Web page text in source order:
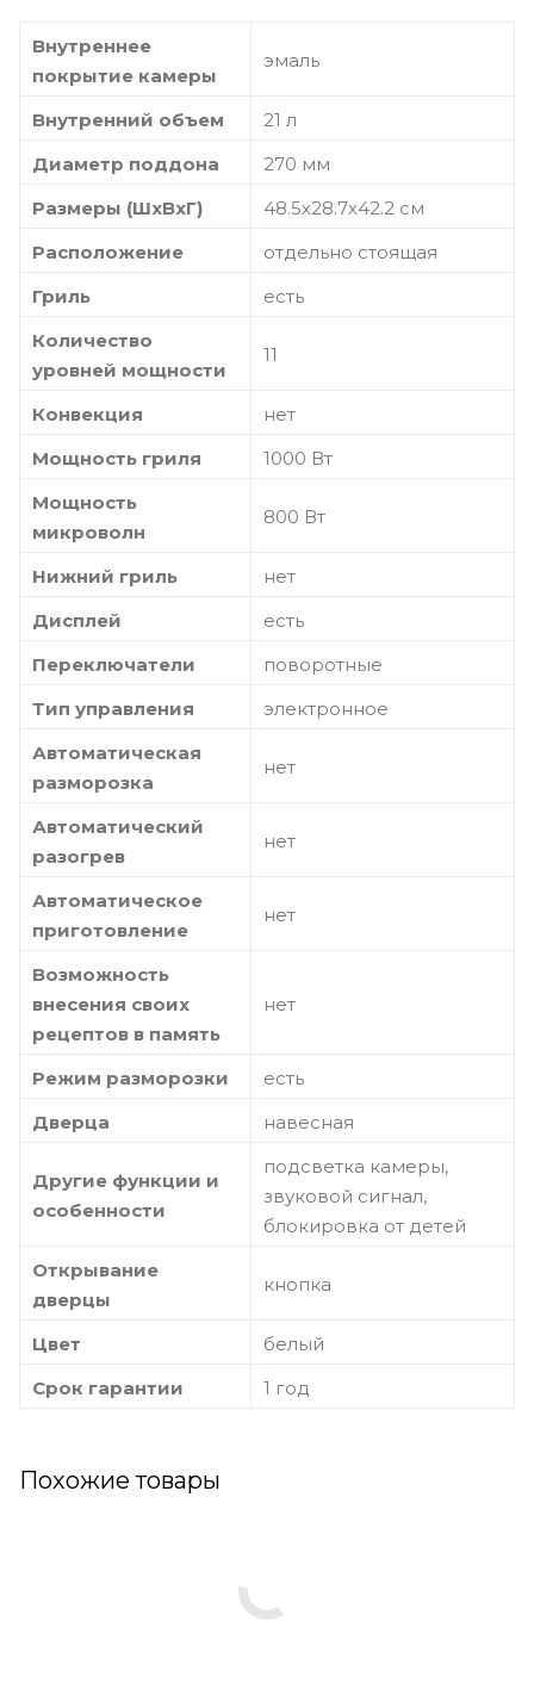
Внутреннее
покрытие камеры
эмаль
Внутренний объем
21 л
Диаметр поддона
270 мм
Размеры (ШxВxГ)
48.5x28.7x42.2 cм
Расположение
отдельно стоящая
Гриль
есть
Количество
уровней мощности
11
Конвекция
нет
Мощность гриля
1000 Вт
Мощность
микроволн
800 Вт
Нижний гриль
нет
Дисплей
есть
Переключатели
поворотные
Тип управления
электронное
Автоматическая
разморозка
нет
Автоматический
разогрев
нет
Автоматическое
приготовление
нет
Возможность
внесения своих
рецептов в память
нет
Режим разморозки
есть
Дверца
навесная
Другие функции и
особенности
подсветка камеры,
звуковой сигнал,
блокировка от детей
Открывание
дверцы
кнопка
Цвет
белый
Срок гарантии
1 год
Похожие товары